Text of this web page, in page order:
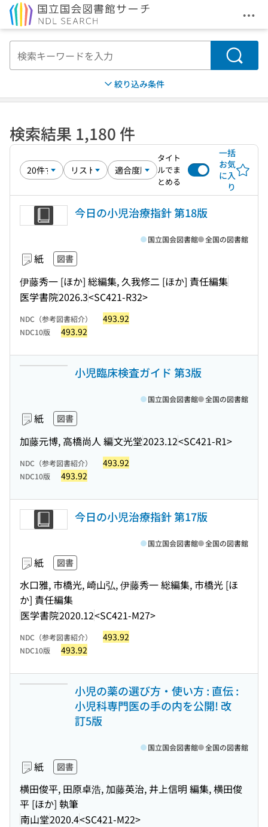
メ
検索
絞り込み条件
検索結果 1,180 件
タイト
ルでま
とめる
一括
お気
に入
り
今日の小児治療指針 第18版
紙 図書
伊藤秀一 [ほか] 総編集, 久我修二 [ほか] 責任編集
医学書院2026.3<SC421-R32>
国立国会図書館 全国の図書館
NDC（参考図書紹介） 493.92
NDC10版 493.92
小児臨床検査ガイド 第3版
紙 図書
加藤元博, 高橋尚人 編文光堂2023.12<SC421-R1>
国立国会図書館 全国の図書館
NDC（参考図書紹介） 493.92
NDC10版 493.92
今日の小児治療指針 第17版
紙 図書
水口雅, 市橋光, 崎山弘, 伊藤秀一 総編集, 市橋光 [ほ
か] 責任編集
医学書院2020.12<SC421-M27>
国立国会図書館 全国の図書館
NDC（参考図書紹介） 493.92
NDC10版 493.92
小児の薬の選び方・使い方 : 直伝 :
小児科専門医の手の内を公開! 改
訂5版
紙 図書
横田俊平, 田原卓浩, 加藤英治, 井上信明 編集, 横田俊
平 [ほか] 執筆
南山堂2020.4<SC421-M22>
国立国会図書館 全国の図書館